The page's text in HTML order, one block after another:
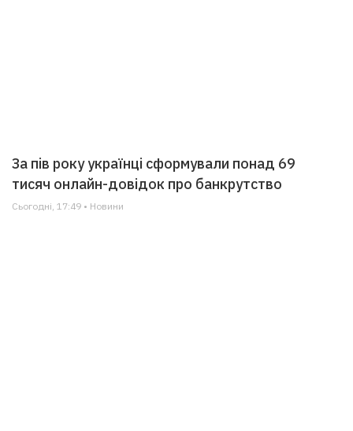
За пів року українці сформували понад 69
тисяч онлайн-довідок про банкрутство
Сьогодні, 17:49 • Новини